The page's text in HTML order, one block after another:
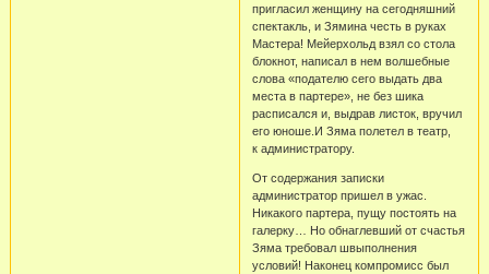
пригласил женщину на сегодняшний
спектакль, и Зямина честь в руках
Мастера! Мейерхольд взял со стола
блокнот, написал в нем волшебные
слова «подателю сего выдать два
места в партере», не без шика
расписался и, выдрав листок, вручил
его юноше.И Зяма полетел в театр,
к администратору.
От содержания записки
администратор пришел в ужас.
Никакого партера, пущу постоять на
галерку… Но обнаглевший от счастья
Зяма требовал швыполнения
условий! Наконец компромисс был